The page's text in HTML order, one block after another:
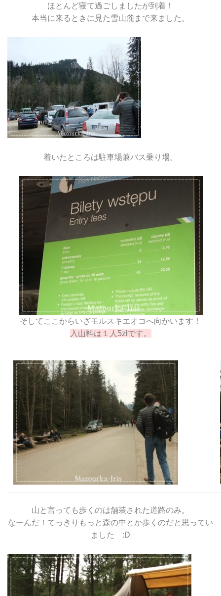
ほとんど寝て過ごしましたが到着！
本当に来るときに見た雪山麓まで来ました。
着いたところは駐車場兼バス乗り場。
そしてここからいざモルスキエオコへ向かいます！
入山料は１人5złです。
山と言っても歩くのは舗装された道路のみ。
なーんだ！てっきりもっと森の中とか歩くのだと思ってい
ました :D